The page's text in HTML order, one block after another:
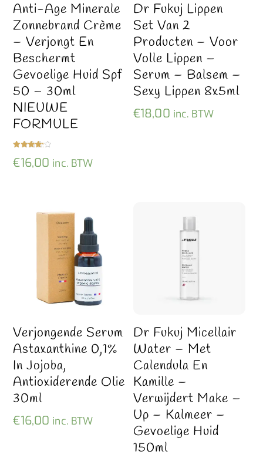
Anti-Age Minerale
Zonnebrand Crème
– Verjongt En
Beschermt
Gevoelige Huid Spf
50 – 30ml
NIEUWE
FORMULE
erd
4.00
€16,00 inc. BTW
Dr Fukuj Lippen
Set Van 2
Producten – Voor
Volle Lippen –
Serum – Balsem –
Sexy Lippen 8x5ml
€18,00 inc. BTW
Verjongende Serum
Astaxanthine 0,1%
In Jojoba,
Antioxiderende Olie
30ml
€16,00 inc. BTW
Dr Fukuj Micellair
Water – Met
Calendula En
Kamille –
Verwijdert Make –
Up – Kalmeer –
Gevoelige Huid
150ml